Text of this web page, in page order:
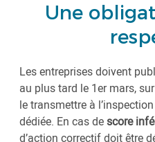
Une
Les entreprises doivent
au plus tard le 1er mars,
le transmettre à
dédiée. En cas de score
d’action correctif doit être